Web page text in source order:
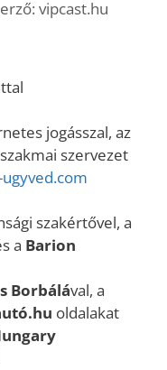
vipcast.hu
jogásszal, az
szakmai szervezet
szakértővel, a
a Barion
Borbálával, a
oldalakat